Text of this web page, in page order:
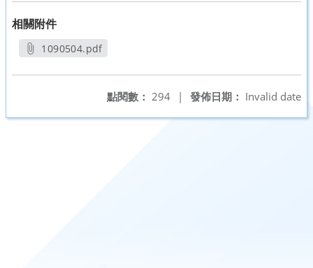
相關附件
1090504.pdf
發佈日期： Invalid date
點閱數： 294 |